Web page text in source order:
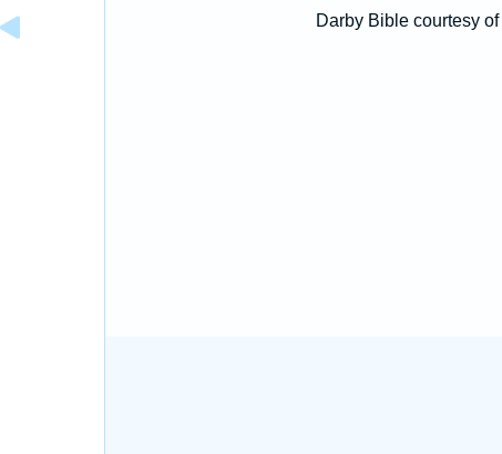
Darby Bible courtesy of